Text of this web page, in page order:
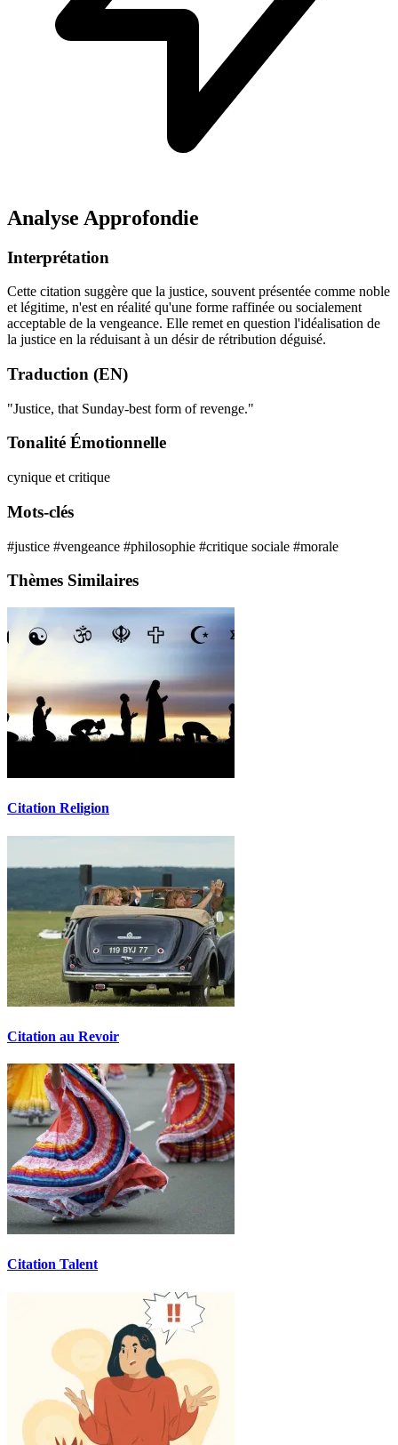
Analyse Approfondie
Interprétation
Cette citation suggère que la justice, souvent présentée comme noble
et légitime, n'est en réalité qu'une forme raffinée ou socialement
acceptable de la vengeance. Elle remet en question l'idéalisation de
la justice en la réduisant à un désir de rétribution déguisé.
Traduction (EN)
"Justice, that Sunday-best form of revenge."
Tonalité Émotionnelle
cynique et critique
Mots-clés
#justice #vengeance #philosophie #critique sociale #morale
Thèmes Similaires
Citation Religion
Citation au Revoir
Citation Talent